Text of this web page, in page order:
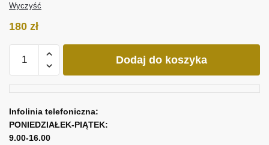
Wyczyść
180 zł
Abstrakcja
kolorze
na
obrazie
Dodaj do koszyka
Infolinia telefoniczna:
PONIEDZIAŁEK-PIĄTEK:
9.00-16.00